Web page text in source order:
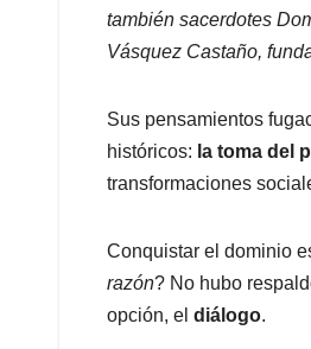
también sacerdotes
Vásquez Castaño,
Sus pensamientos
históricos: la toma del
transformaciones
Conquistar el dominio
razón? No hubo
opción, el diálogo.